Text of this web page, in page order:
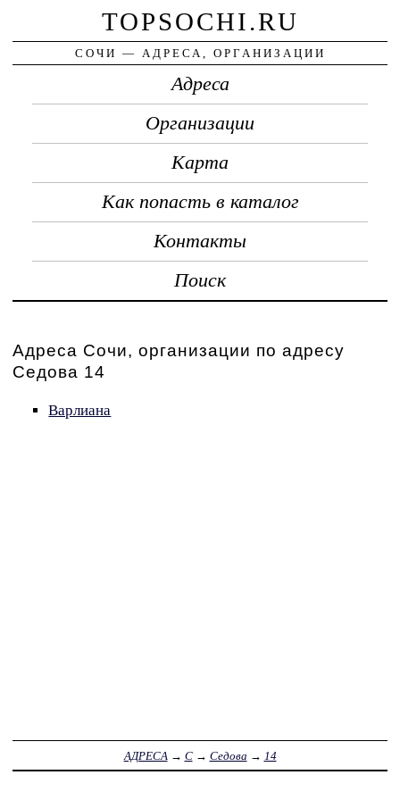
TOPSOCHI.RU
СОЧИ — АДРЕСА, ОРГАНИЗАЦИИ
Адреса
Организации
Карта
Как попасть в каталог
Контакты
Поиск
Адреса Сочи, организации по адресу
Седова 14
Варлиана
АДРЕСА → С→ Седова → 14